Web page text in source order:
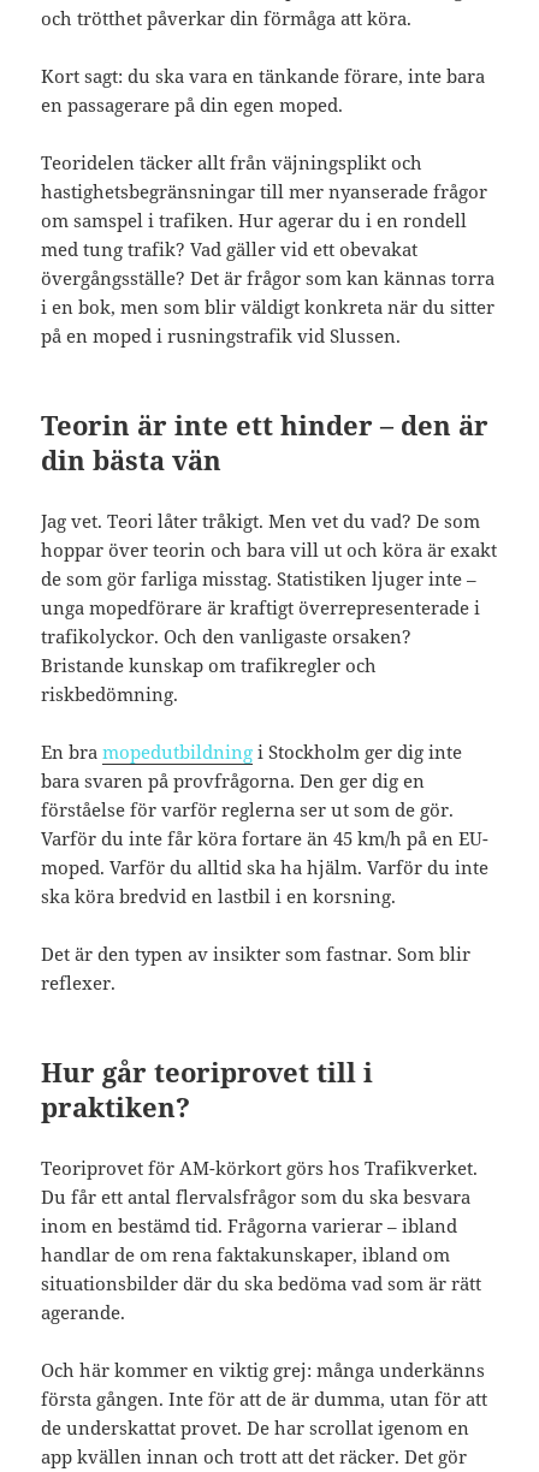
och trötthet påverkar din förmåga att köra.
Kort sagt: du ska vara en tänkande förare, inte bara
en passagerare på din egen moped.
Teoridelen täcker allt från väjningsplikt och
hastighetsbegränsningar till mer nyanserade frågor
om samspel i trafiken. Hur agerar du i en rondell
med tung trafik? Vad gäller vid ett obevakat
övergångsställe? Det är frågor som kan kännas torra
i en bok, men som blir väldigt konkreta när du sitter
på en moped i rusningstrafik vid Slussen.
Teorin är inte ett hinder – den är
din bästa vän
Jag vet. Teori låter tråkigt. Men vet du vad? De som
hoppar över teorin och bara vill ut och köra är exakt
de som gör farliga misstag. Statistiken ljuger inte –
unga mopedförare är kraftigt överrepresenterade i
trafikolyckor. Och den vanligaste orsaken?
Bristande kunskap om trafikregler och
riskbedömning.
En bramopedutbildning i Stockholm ger dig inte
bara svaren på provfrågorna. Den ger dig en
förståelse för varför reglerna ser ut som de gör.
Varför du inte får köra fortare än 45 km/h på en EU-
moped. Varför du alltid ska ha hjälm. Varför du inte
ska köra bredvid en lastbil i en korsning.
Det är den typen av insikter som fastnar. Som blir
reflexer.
Hur går teoriprovet till i
praktiken?
Teoriprovet för AM-körkort görs hos Trafikverket.
Du får ett antal flervalsfrågor som du ska besvara
inom en bestämd tid. Frågorna varierar – ibland
handlar de om rena faktakunskaper, ibland om
situationsbilder där du ska bedöma vad som är rätt
agerande.
Och här kommer en viktig grej: många underkänns
första gången. Inte för att de är dumma, utan för att
de underskattat provet. De har scrollat igenom en
app kvällen innan och trott att det räcker. Det gör